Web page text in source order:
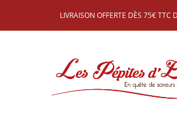
LIVRAISON OFFERTE DÈS 75€ TTC